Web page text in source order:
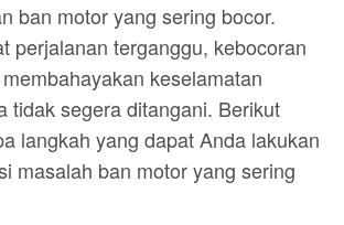
ban motor yang sering bocor.
perjalanan terganggu, kebocoran
keselamatan
tidak segera ditangani. Berikut
langkah yang dapat Anda lakukan
masalah ban motor yang sering